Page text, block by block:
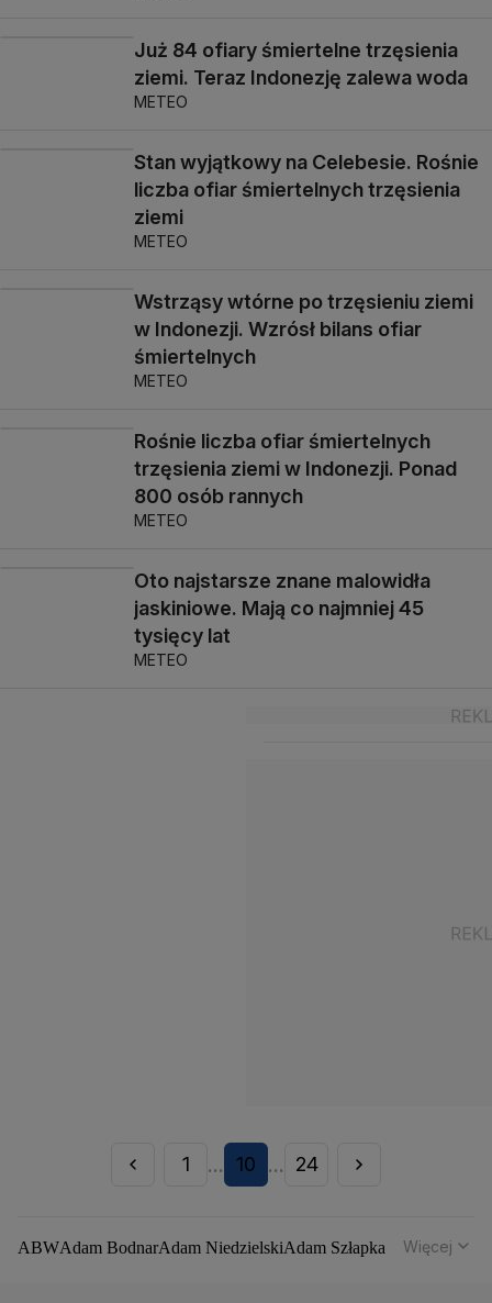
Już 84 ofiary śmiertelne trzęsienia
ziemi. Teraz Indonezję zalewa woda
METEO
Stan wyjątkowy na Celebesie. Rośnie
liczba ofiar śmiertelnych trzęsienia
ziemi
METEO
Wstrząsy wtórne po trzęsieniu ziemi
w Indonezji. Wzrósł bilans ofiar
śmiertelnych
METEO
Rośnie liczba ofiar śmiertelnych
trzęsienia ziemi w Indonezji. Ponad
800 osób rannych
METEO
Oto najstarsze znane malowidła
jaskiniowe. Mają co najmniej 45
tysięcy lat
METEO
1 ... 10 ... 24
ABWAdam BodnarAdam NiedzielskiAdam Szłapka
Więcej